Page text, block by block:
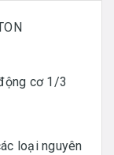
cơ 1/3
loại nguyên